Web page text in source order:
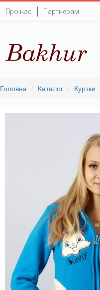
Про нас Партнерам
Головна Каталог Куртки